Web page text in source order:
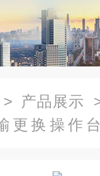
> 产品展示
更换操作